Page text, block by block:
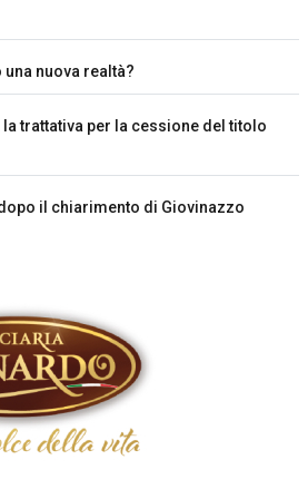
nuova realtà?
trattativa per la cessione del titolo
il chiarimento di Giovinazzo